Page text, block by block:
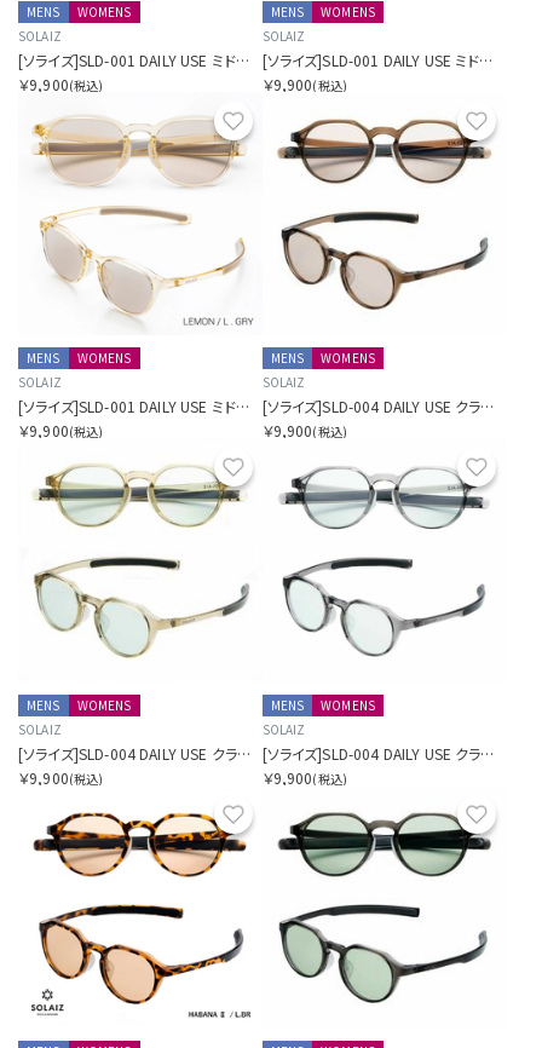
MENS
WOMENS
SOLAIZ
[ソライズ]SLD-001 DAILY USE ミドルウェリントン
￥9,900(税込)
MENS
WOMENS
SOLAIZ
[ソライズ]SLD-001 DAILY USE ミドルウェリントン
￥9,900(税込)
お気に入り
MENS
WOMENS
SOLAIZ
[ソライズ]SLD-001 DAILY USE ミドルウェリントン
￥9,900(税込)
MENS
WOMENS
SOLAIZ
[ソライズ]SLD-004 DAILY USE クラウンパント
￥9,900(税込)
お気に入り
MENS
WOMENS
SOLAIZ
[ソライズ]SLD-004 DAILY USE クラウンパント
￥9,900(税込)
MENS
WOMENS
SOLAIZ
[ソライズ]SLD-004 DAILY USE クラウンパント
￥9,900(税込)
お気に入り